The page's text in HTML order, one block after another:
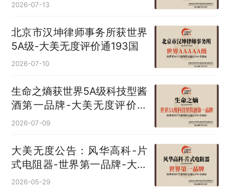
2026-07-13
北京市汉坤律师事务所获世界
5A级-大美无度评价通193国
2026-07-10
生命之熵获世界5A级科技型酱
酒第一品牌-大美无度评价通
193国
2026-07-09
大美无度公告：风华高科-片
式电阻器‌-世界第一品牌-大美
无度评价通193国
2026-05-29